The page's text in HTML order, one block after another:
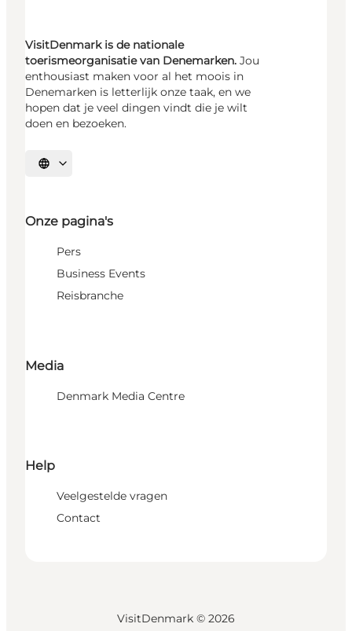
VisitDenmark is de nationale
toerismeorganisatie van Denemarken. Jou
enthousiast maken voor al het moois in
Denemarken is letterlijk onze taak, en we
hopen dat je veel dingen vindt die je wilt
doen en bezoeken.
Selecteer taal
Onze pagina's
Pers
Business Events
Reisbranche
Media
Denmark Media Centre
Help
Veelgestelde vragen
Contact
VisitDenmark © 2026